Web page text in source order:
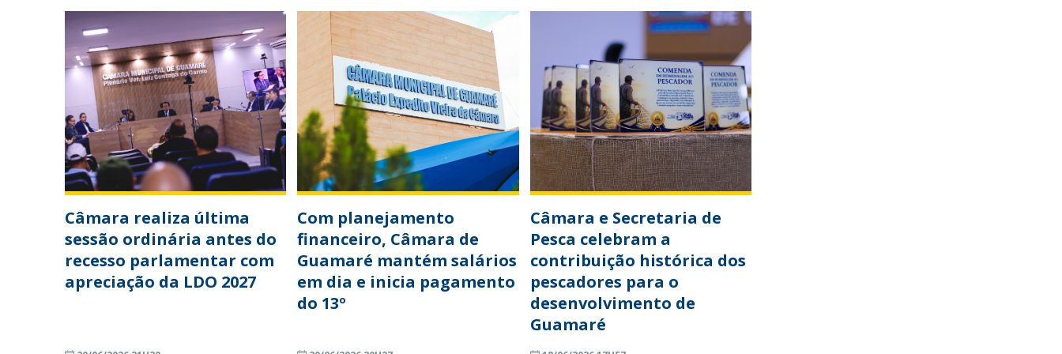
Câmara realiza última
sessão ordinária antes do
recesso parlamentar com
apreciação da LDO 2027
Com planejamento
financeiro, Câmara de
Guamaré mantém salários
em dia e inicia pagamento
do 13º
Câmara e Secretaria de
Pesca celebram a
contribuição histórica dos
pescadores para o
desenvolvimento de
Guamaré